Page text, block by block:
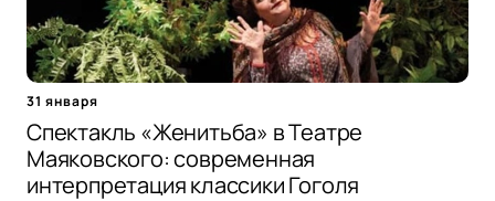
31 января
Спектакль «Женитьба» в Театре
Маяковского: современная
интерпретация классики Гоголя